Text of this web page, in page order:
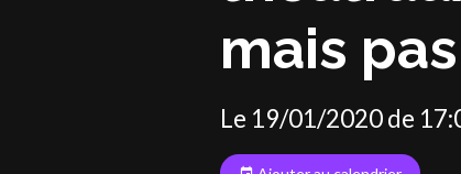
mais
Le 19/01/2020de